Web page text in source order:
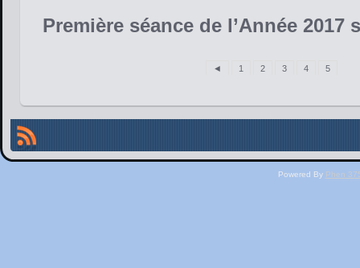
Première séance de l’Année 2017
◄ 1 2 3 4 5
Powered By Phen